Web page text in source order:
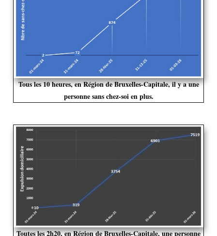
Tous les 10 heures, en Région de Bruxelles-Capitale, il y a une
personne sans chez-soi en plus.
Toutes les 2h20, en Région de Bruxelles-Capitale, une personne